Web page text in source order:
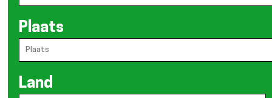
Plaats
Land